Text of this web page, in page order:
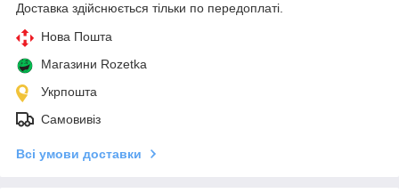
Доставка здійснюється тільки по передоплаті.
Нова Пошта
Магазини Rozetka
Укрпошта
Самовивіз
Всі умови доставки